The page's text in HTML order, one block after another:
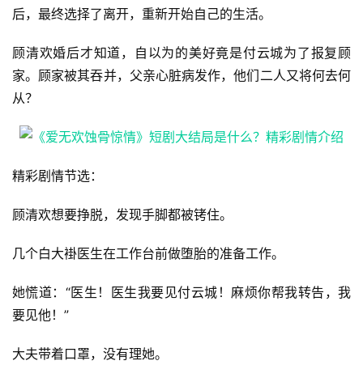
后，最终选择了离开，重新开始自己的生活。
顾清欢婚后才知道，自以为的美好竟是付云城为了报复顾
家。顾家被其吞并，父亲心脏病发作，他们二人又将何去何
从？
精彩剧情节选：
顾清欢想要挣脱，发现手脚都被铐住。
几个白大褂医生在工作台前做堕胎的准备工作。
她慌道：“医生！医生我要见付云城！麻烦你帮我转告，我
要见他！”
大夫带着口罩，没有理她。